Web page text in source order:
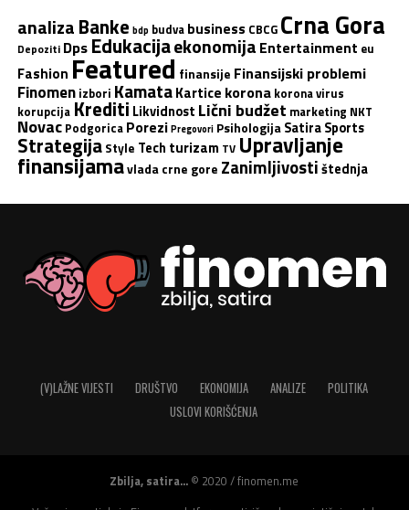
analiza Banke bdp budva business CBCG Crna Gora
Depoziti Dps Edukacijaekonomija Entertainment eu
Fashion Featured finansije Finansijski problemi
Finomen izbori KamataKartice korona korona virus
korupcija Krediti Likvidnost Lični budžet marketing NKT
Novac Podgorica Porezi Pregovori Psihologija SatiraSports
Strategija Style Tech turizam TV Upravljanje
finansijamavlada crne gore Zanimljivostištednja
(V)LAŽNE VIJESTI DRUŠTVO EKONOMIJA ANALIZE
POLITIKA
USLOVI KORIŠĆENJA
Zbilja, satira... © 2020 / finomen.me